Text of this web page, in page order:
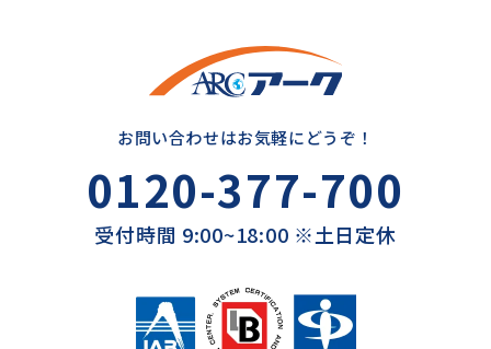
お問い合わせはお気軽にどうぞ！
0120-377-700
受付時間 9:00~18:00 ※土日定休